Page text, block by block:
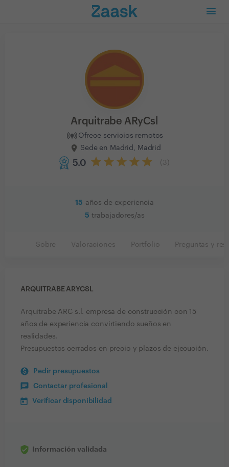
Arquitrabe ARyCsl
Ofrece servicios remotos
Sede en Madrid, Madrid
5.0 3
15 años de experiencia
5 trabajadores/as
Sobre Valoraciones Portfolio Preguntas y
ARQUITRABE ARYCSL
Arquitrabe ARC s.l. empresa de construcción con 15
años de experiencia convirtiendo sueños en
realidades.
Presupuestos cerrados en precio y plazos de ejecución.
Pedir presupuestos
Contactar profesional
Verificar disponibilidad
Información validada